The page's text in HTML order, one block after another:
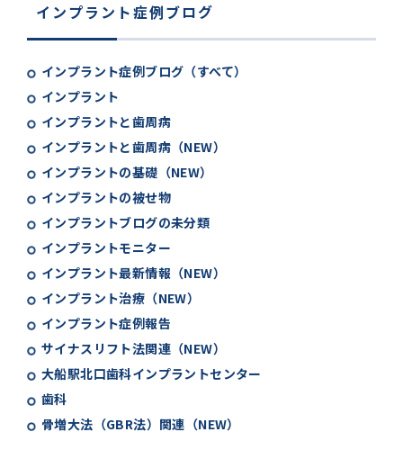
インプラント症例ブログ
インプラント症例ブログ（すべて）
インプラント
インプラントと歯周病
インプラントと歯周病（NEW）
インプラントの基礎（NEW）
インプラントの被せ物
インプラントブログの未分類
インプラントモニター
インプラント最新情報（NEW）
インプラント治療（NEW）
インプラント症例報告
サイナスリフト法関連（NEW）
大船駅北口歯科インプラントセンター
歯科
骨増大法（GBR法）関連（NEW）